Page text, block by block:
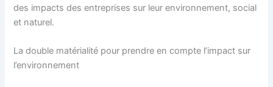
des impacts des entreprises sur leur environnement, social
et naturel.
La double matérialité pour prendre en compte l’impact sur
l’environnement